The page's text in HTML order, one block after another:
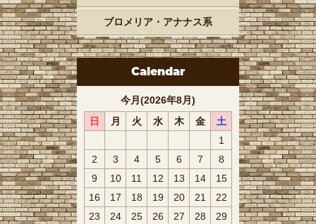
ブロメリア・アナナス系
Calendar
今月(2026年8月)
日
月 火 水 木 金
土
1
2
3 4 5 6 7
8
9
10 11 12 13 14
15
16
17 18 19 20 21
22
23
24 25 26 27 28
29